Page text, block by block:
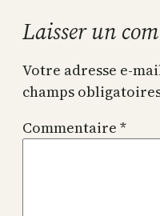
Laisser un
Votre adresse e-
champs
Commentaire *